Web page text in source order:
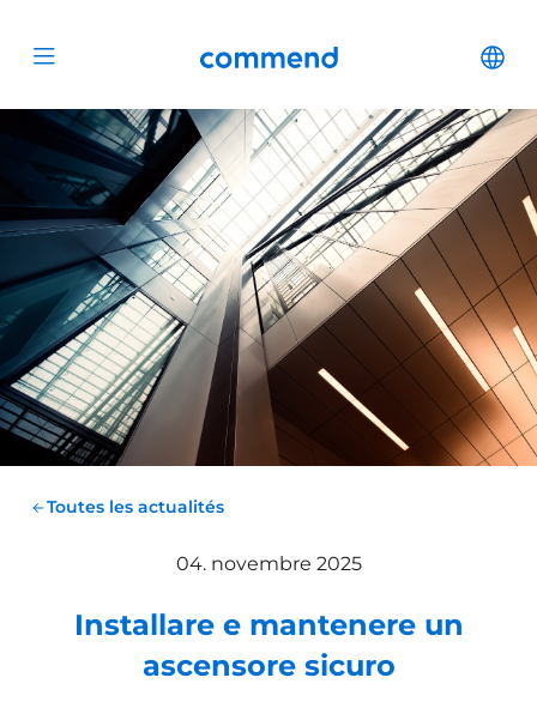
Open menu Commend
Toutes les actualités
04. novembre 2025
Installare e mantenere un
ascensore sicuro